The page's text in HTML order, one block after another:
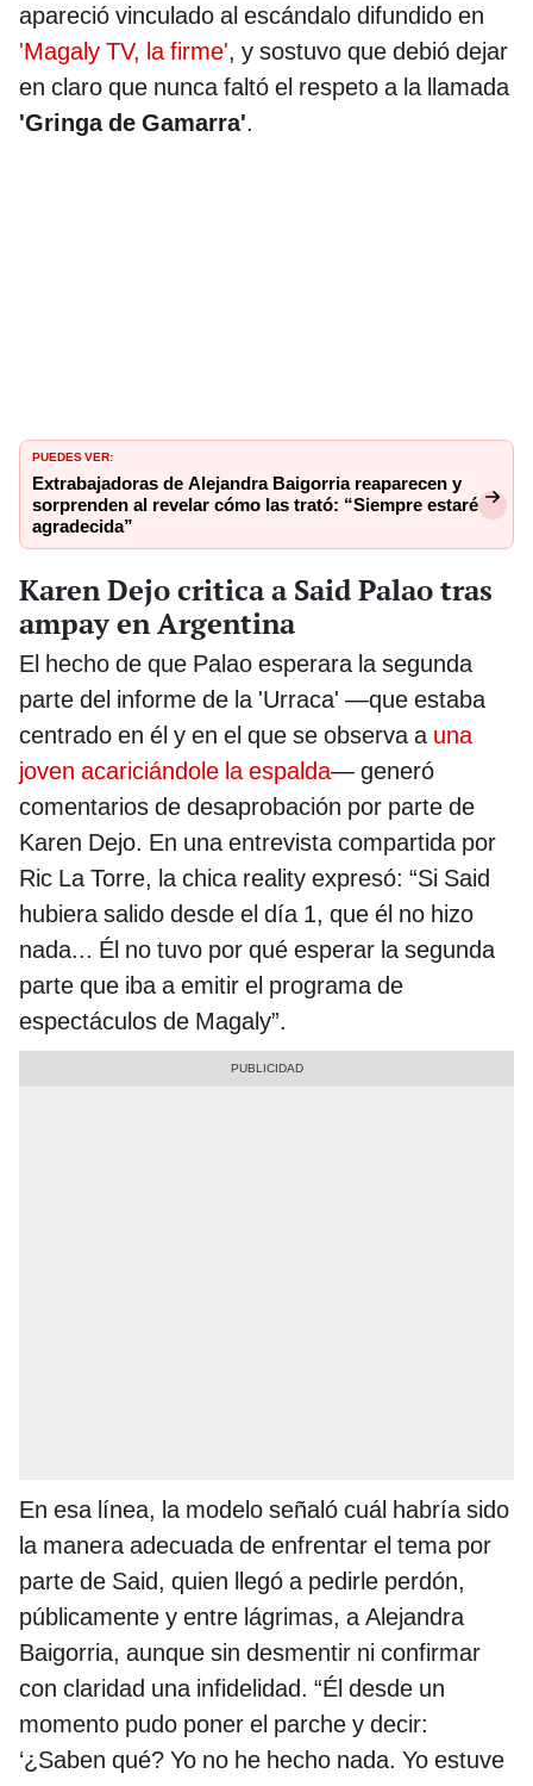
apareció vinculado al escándalo difundido en
'Magaly TV, la firme', y sostuvo que debió dejar
en claro que nunca faltó el respeto a la llamada
'Gringa de Gamarra'.
PUEDES VER:
Extrabajadoras de Alejandra Baigorria reaparecen y
sorprenden al revelar cómo las trató: “Siempre estaré
agradecida”
Karen Dejo critica a Said Palao tras
ampay en Argentina
El hecho de que Palao esperara la segunda
parte del informe de la 'Urraca' —que estaba
centrado en él y en el que se observa a una
joven acariciándole la espalda— generó
comentarios de desaprobación por parte de
Karen Dejo. En una entrevista compartida por
Ric La Torre, la chica reality expresó: “Si Said
hubiera salido desde el día 1, que él no hizo
nada... Él no tuvo por qué esperar la segunda
parte que iba a emitir el programa de
espectáculos de Magaly”.
En esa línea, la modelo señaló cuál habría sido
la manera adecuada de enfrentar el tema por
parte de Said, quien llegó a pedirle perdón,
públicamente y entre lágrimas, a Alejandra
Baigorria, aunque sin desmentir ni confirmar
con claridad una infidelidad. “Él desde un
momento pudo poner el parche y decir:
‘¿Saben qué? Yo no he hecho nada. Yo estuve